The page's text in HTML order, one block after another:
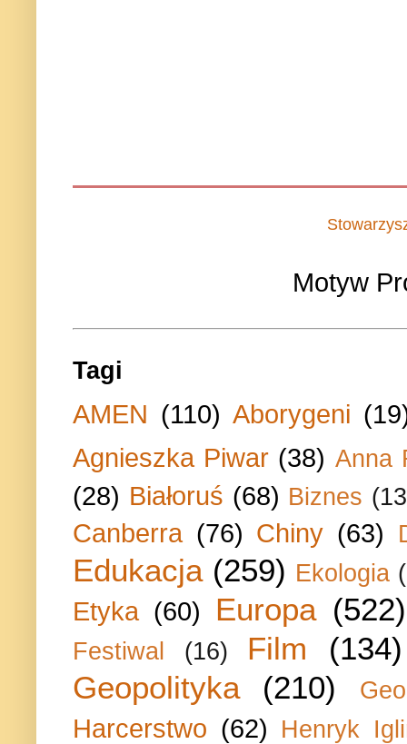
Motyw
Tagi
AMEN (110) Aborygeni
Agnieszka Piwar (38) Anna
(28) Białoruś (68) Biznes
Canberra (76) Chiny (63)
Edukacja (259) Ekologia
Etyka (60) Europa (522)
Festiwal (16) Film
(134)
Geopolityka
(210)
Harcerstwo (62) Henryk